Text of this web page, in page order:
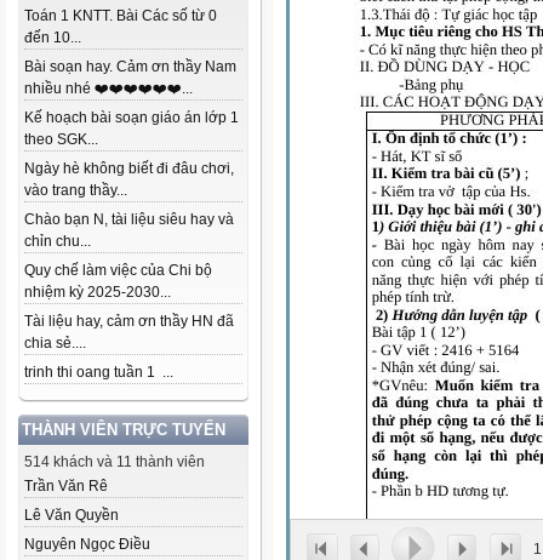
Toán 1 KNTT. Bài Các số từ 0
đến 10...
Bài soạn hay. Cảm ơn thầy Nam
nhiều nhé ❤️❤️❤️❤️❤️❤️...
Kế hoạch bài soạn giáo án lớp 1
theo SGK...
Ngày hè không biết đi đâu chơi,
vào trang thầy...
Chào bạn N, tài liệu siêu hay và
chỉn chu...
Quy chế làm việc của Chi bộ
nhiệm kỳ 2025-2030...
Tài liệu hay, cảm ơn thầy HN đã
chia sẻ....
trinh thi oang tuần 1 ...
THÀNH VIÊN TRỰC TUYẾN
514 khách và 11 thành viên
Trần Văn Rê
Lê Văn Quyền
Nguyên Ngọc Điều
1